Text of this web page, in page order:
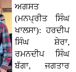
ਅਗਸਤ
(ਮਨਪ੍ਰੀਤ ਸਿੰਘ
ਖਾਲਸਾ): ਹਰਦੀਪ
ਸਿੰਘ ਸ਼ੇਰਾ,
ਰਮਨਦੀਪ ਸਿੰਘ
ਬੱਗਾ, ਜਗਤਾਰ